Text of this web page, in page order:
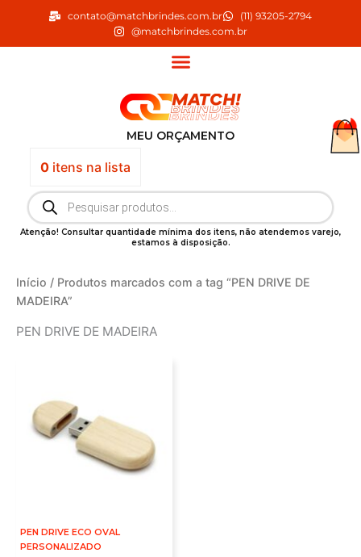
o
contato@matchbrindes.com.br
(11) 93205-2794
@matchbrindes.com.br
MEU ORÇAMENTO
0itens na lista
Pesquisar
produtos
Atenção! Consultar quantidade mínima dos itens, não atendemos varejo,
estamos à disposição.
Início / Produtos marcados com a tag “PEN DRIVE DE
MADEIRA”
PEN DRIVE DE MADEIRA
PEN DRIVE ECO OVAL
PERSONALIZADO